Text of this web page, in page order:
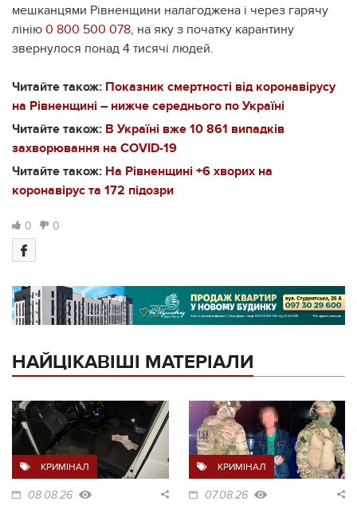
мешканцями Рівненщини налагоджена і через гарячу
лінію 0 800 500 078, на яку з початку карантину
звернулося понад 4 тисячі людей.
Читайте також: Показник смертності від коронавірусу
на Рівненщині – нижче середнього по Україні
Читайте також: В Україні вже 10 861 випадків
захворювання на COVID-19
Читайте також: На Рівненщині +6 хворих на
коронавірус та 172 підозри
0 0
НАЙЦІКАВІШІ МАТЕРІАЛИ
КРИМІНАЛ
08.08.26
КРИМІНАЛ
07.08.26